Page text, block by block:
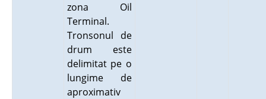
zona Oil
Terminal.
Tronsonul de
drum este
delimitat pe o
lungime de
aproximativ